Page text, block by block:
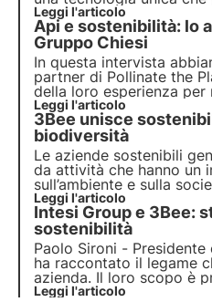
api e la biodiversità. Con
e più di 150 mila clienti
per la protezione
Leggi l'articolo
Api e sostenibilità: lo
Gruppo Chiesi
In questa intervista
partner di Pollinate the
della loro esperienza
ambientale del proprio
delle api. Protagonisti
preservazione della
Leggi l'articolo
3Bee unisce
biodiversità
Le aziende sostenibili
da attività che hanno un
sull’ambiente e sulla
3Bee rigenerano la
essere (più) sostenibile e
biodiversità
Leggi l'articolo
Intesi Group e 3Bee:
sostenibilità
Paolo Sironi - Presidente
ha raccontato il legame
azienda. Il loro scopo è
tecnologia per ridurre
Leggi l'articolo